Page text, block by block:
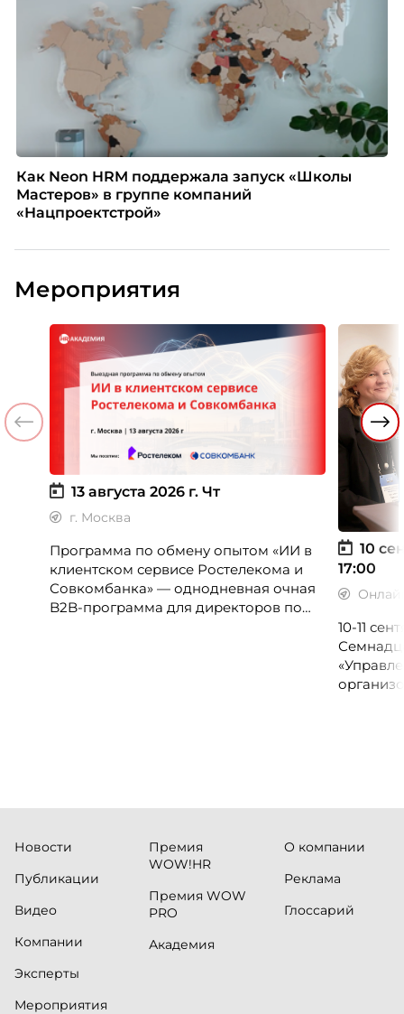
Как Neon HRM поддержала запуск «Школы
Мастеров» в группе компаний
«Нацпроектстрой»
Мероприятия
13 августа 2026 г. Чт
г. Москва
Программа по обмену опытом «ИИ в
клиентском сервисе Ростелекома и
Совкомбанка» — однодневная очная
B2B-программа для директоров по
10
17:00
10-11
Новости
Публикации
Видео
Компании
Эксперты
Мероприятия
Премия
WOW!HR
Премия WOW
PRO
Академия
О компании
Реклама
Глоссарий